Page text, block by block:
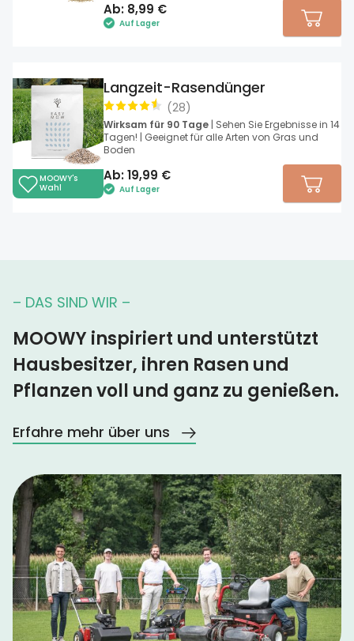
Ab: 8,99 €
Auf Lager
MOOWY's
Wahl
(28)
Langzeit-Rasendünger
Wirksam für 90 Tage | Sehen Sie Ergebnisse in 14
Tagen! | Geeignet für alle Arten von Gras und
Boden
Ab: 19,99 €
Auf Lager
– DAS SIND WIR –
MOOWY inspiriert und unterstützt
Hausbesitzer, ihren Rasen und
Pflanzen voll und ganz zu genießen.
Erfahre mehr über uns